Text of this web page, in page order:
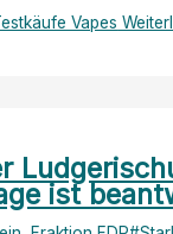
Vapes
ist